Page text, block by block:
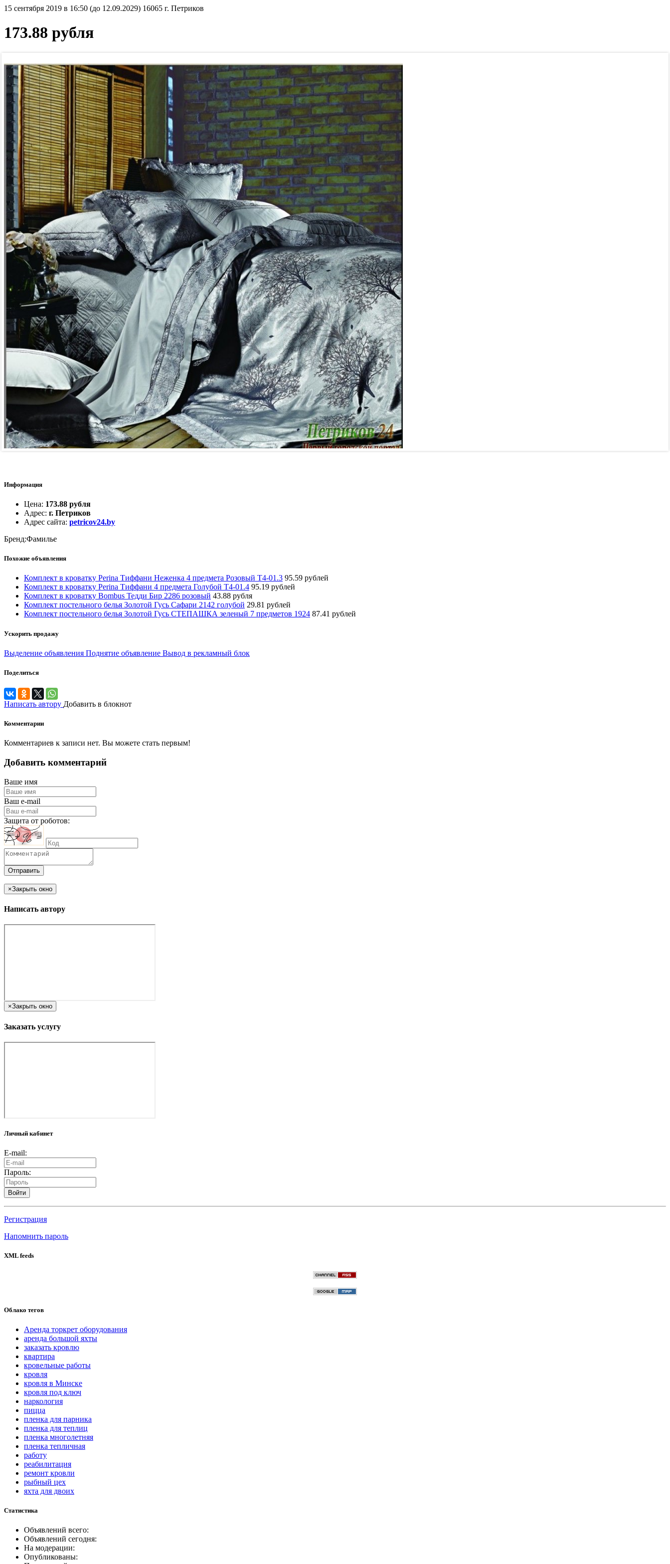
15 сентября 2019 в 16:50 (до 12.09.2029) 16065 г. Петриков
173.88 рубля
Информация
Цена: 173.88 рубля
Адрес: г. Петриков
Адрес сайта: petricov24.by
Бренд:Фамилье
Похожие объявления
Комплект в кроватку Perina Тиффани Неженка 4 предмета Розовый Т4-01.3 95.59 рублей
Комплект в кроватку Perina Тиффани 4 предмета Голубой Т4-01.4 95.19 рублей
Комплект в кроватку Bombus Тедди Бир 2286 розовый 43.88 рубля
Комплект постельного белья Золотой Гусь Сафари 2142 голубой 29.81 рублей
Комплект постельного белья Золотой Гусь СТЕПАШКА зеленый 7 предметов 1924 87.41 рублей
Ускорить продажу
Выделение объявления Поднятие объявление Вывод в рекламный блок
Поделиться
Написать автору Добавить в блокнот
Комментарии
Комментариев к записи нет. Вы можете стать первым!
Добавить комментарий
Ваше имя
Ваш e-mail
Защита от роботов:
Отправить
×Закрыть окно
Написать автору
×Закрыть окно
Заказать услугу
Личный кабинет
E-mail:
Пароль:
Войти
Регистрация
Напомнить пароль
XML feeds
Облако тегов
Аренда торкрет оборудования
аренда большой яхты
заказать кровлю
квартира
кровельные работы
кровля
кровля в Минске
кровля под ключ
наркология
пицца
пленка для парника
пленка для теплиц
пленка многолетняя
пленка тепличная
работу
реабилитация
ремонт кровли
рыбный цех
яхта для двоих
Статистика
Объявлений всего:
Объявлений сегодня:
На модерации:
Опубликованы: